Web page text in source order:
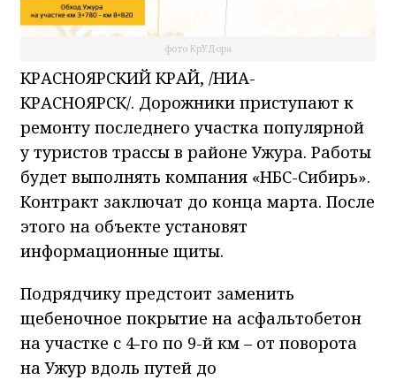
фото КрУДора
КРАСНОЯРСКИЙ КРАЙ, /НИА-
КРАСНОЯРСК/. Дорожники приступают к
ремонту последнего участка популярной
у туристов трассы в районе Ужура. Работы
будет выполнять компания «НБС-Сибирь».
Контракт заключат до конца марта. После
этого на объекте установят
информационные щиты.
Подрядчику предстоит заменить
щебеночное покрытие на асфальтобетон
на участке с 4-го по 9-й км – от поворота
на Ужур вдоль путей до